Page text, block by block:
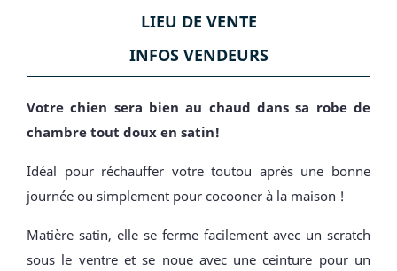
LIEU DE VENTE
INFOS VENDEURS
Votre chien sera bien au chaud dans sa robe de
chambre tout doux en satin!
Idéal pour réchauffer votre toutou après une bonne
journée ou simplement pour cocooner à la maison !
Matière satin, elle se ferme facilement avec un scratch
sous le ventre et se noue avec une ceinture pour un